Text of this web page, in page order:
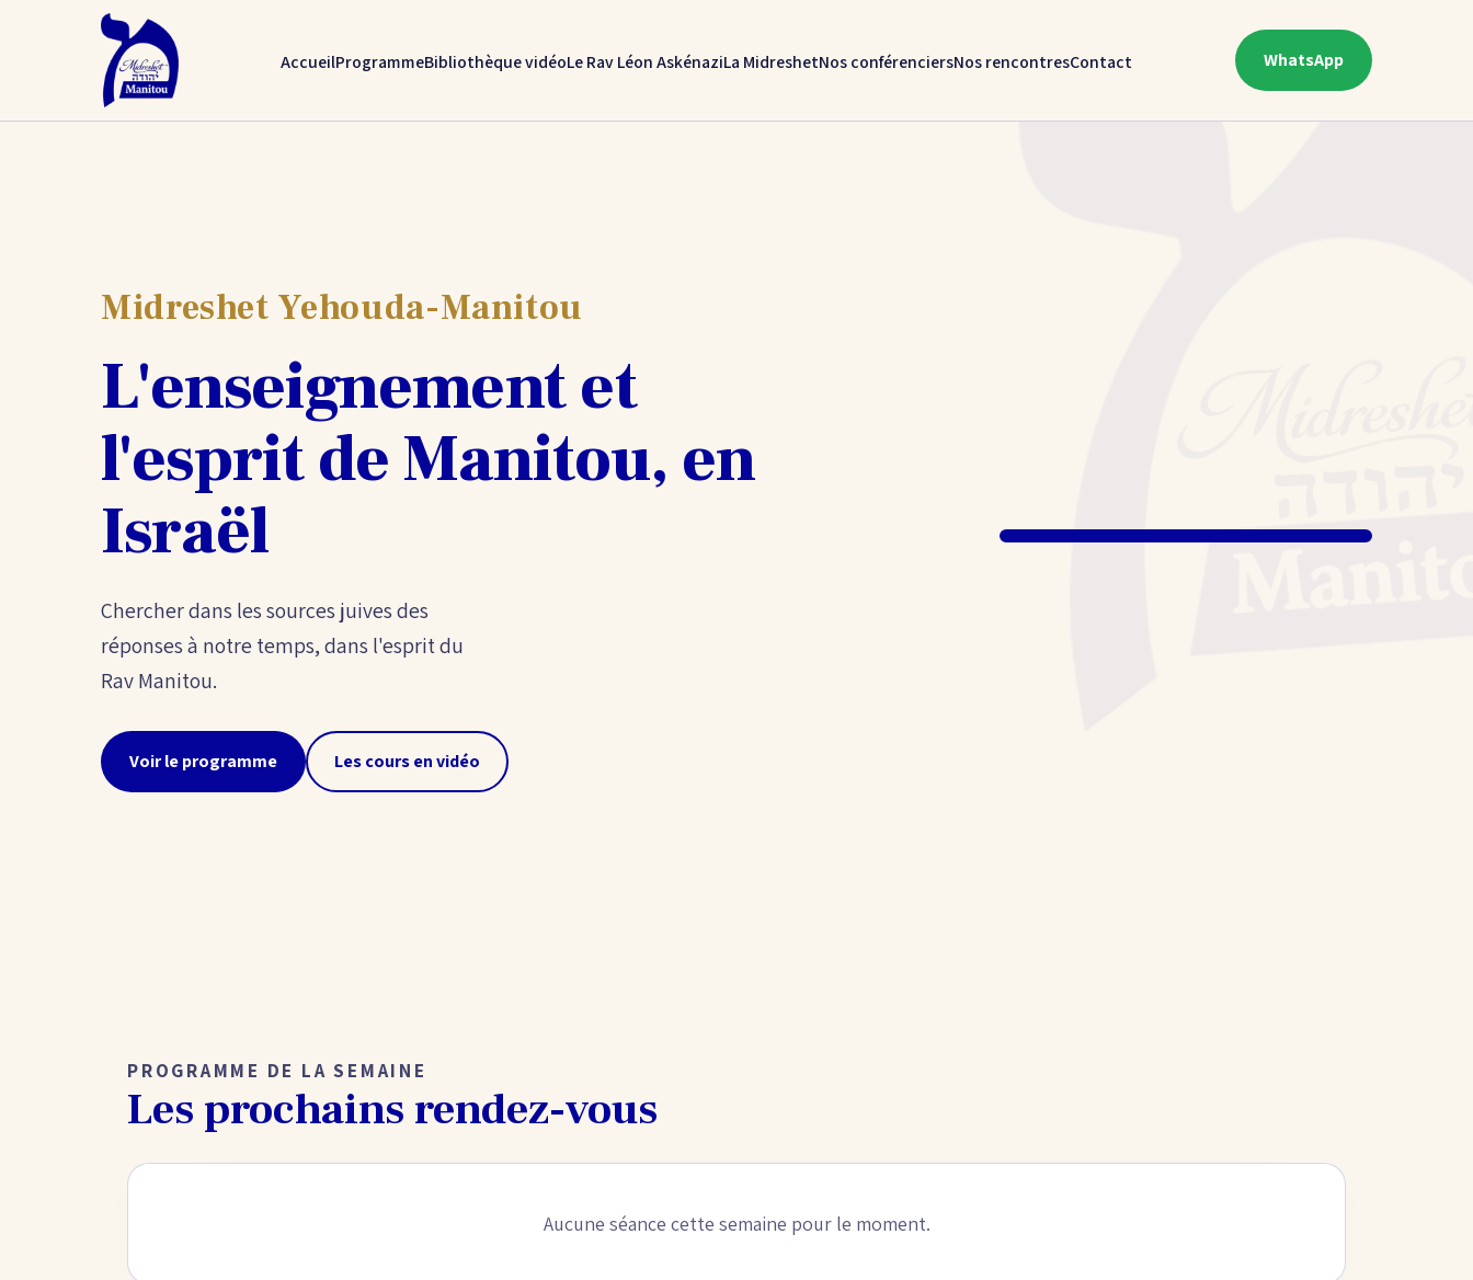
AccueilProgrammeBibliothèque vidéoLe Rav Léon AskénaziLa MidreshetNos conférenciersNos rencontresContact WhatsApp
Midreshet Yehouda-Manitou
L'enseignement et
l'esprit de Manitou, en
Israël
Chercher dans les sources juives des
réponses à notre temps, dans l'esprit du
Rav Manitou.
Voir le programme Les cours en vidéo
PROGRAMME DE LA SEMAINE
Les prochains rendez-vous
Aucune séance cette semaine pour le moment.